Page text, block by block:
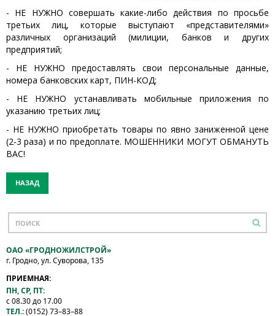
- НЕ НУЖНО совершать какие-либо действия по просьбе
третьих лиц, которые выступают «представителями»
различных организаций (милиции, банков и других
предприятий;
- НЕ НУЖНО предоставлять свои персональные данные,
номера банковских карт, ПИН-КОД;
- НЕ НУЖНО устанавливать мобильные приложения по
указанию третьих лиц;
- НЕ НУЖНО приобретать товары по явно заниженной цене
(2-3 раза) и по предоплате. МОШЕННИКИ МОГУТ ОБМАНУТЬ
ВАС!
НАЗАД
ОАО «ГРОДНОЖИЛСТРОЙ»
г. Гродно, ул. Суворова, 135
ПРИЕМНАЯ:
ПН, СР, ПТ:
с 08.30 до 17.00
ТЕЛ.:(0152) 73–83–88